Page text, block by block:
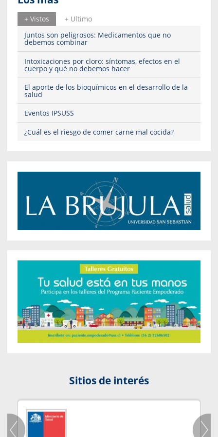
+ Vistos
+ Ultimo
Juntos son peligrosos: Medicamentos que no
debemos combinar
Intoxicaciones por cloro: síntomas, efectos en el
cuerpo y qué no debemos hacer
El aporte de los bioquímicos en el desarrollo de la
salud
Eventos IPSUSS
¿Cuál es el riesgo de comer carne mal cocida?
Sitios de interés